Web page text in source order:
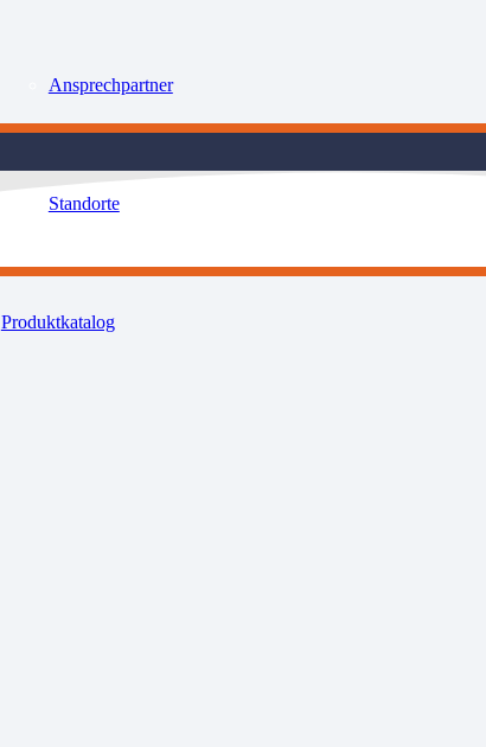
Ansprechpartner
Standorte
Produktkatalog